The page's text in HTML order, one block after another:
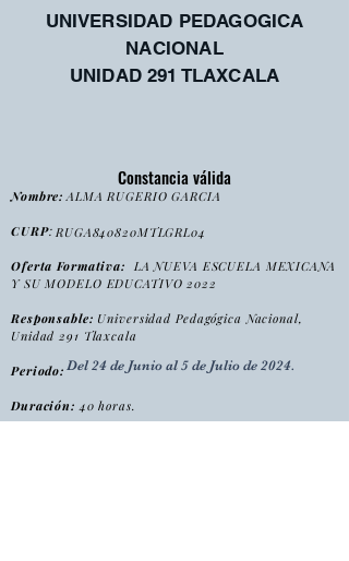
UNIVERSIDAD PEDAGOGICA
NACIONAL
UNIDAD 291 TLAXCALA
Constancia válida
Nombre:
CURP:
Oferta Formativa: LA NUEVA ESCUELA MEXICANA
Y SU MODELO EDUCATIVO 2022
Responsable: Universidad Pedagógica Nacional,
Unidad 291 Tlaxcala
Periodo:
Duración: 40 horas.
ALMA RUGERIO GARCIA
RUGA840820MTLGRL04
Del 24 de Junio al 5 de Julio de 2024.